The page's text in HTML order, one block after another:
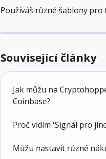
Používáš různé šablony pro
Související články
Jak můžu na
Coinbase?
Proč vidím 'Signál pro
Můžu nastavit různé